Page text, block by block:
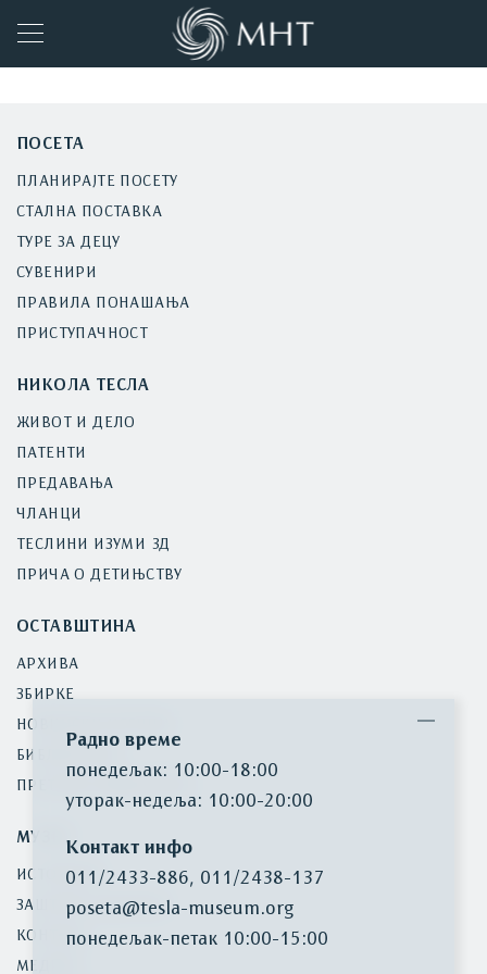
ПОСЕТА
ПЛАНИРАЈТЕ ПОСЕТУ
СТАЛНА ПОСТАВКА
ТУРЕ ЗА ДЕЦУ
СУВЕНИРИ
ПРАВИЛА ПОНАШАЊА
ПРИСТУПАЧНОСТ
НИКОЛА ТЕСЛА
ЖИВОТ И ДЕЛО
ПАТЕНТИ
ПРЕДАВАЊА
ЧЛАНЦИ
ТЕСЛИНИ ИЗУМИ 3Д
ПРИЧА О ДЕТИЊСТВУ
ОСТАВШТИНА
АРХИВА
ЗБИРКЕ
НОВИНСКИ ИСЕЧЦИ
БИБЛИОТЕКА
ПРЕТРАГА ИНВЕНТАРА
МУЗЕЈ
ИСТОРИЈАТ
ЗАШТИТА БАШТИНЕ
КОНТАКТ
МЕДИЈИ
Радно време
понедељак: 10:00-18:00
уторак-недеља: 10:00-20:00
Контакт инфо
011/2433-886, 011/2438-137
poseta@tesla-museum.org
понедељaк-петак 10:00-15:00